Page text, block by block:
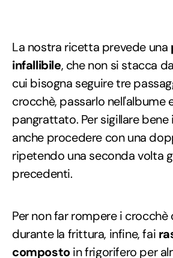
La nostra ricetta prevede una
infallibile, che non si stacca
cui bisogna seguire tre
crocchè, passarlo nell'albume
pangrattato. Per sigillare
anche procedere con una
ripetendo una seconda volta
precedenti.
Per non far rompere i
durante la frittura, infine, fai
compostoin frigorifero per